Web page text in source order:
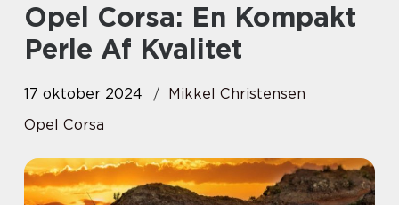
Opel Corsa: En Kompakt
Perle Af Kvalitet
17 oktober 2024
Mikkel Christensen
Opel Corsa